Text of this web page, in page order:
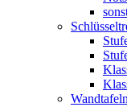
Wandtafeln